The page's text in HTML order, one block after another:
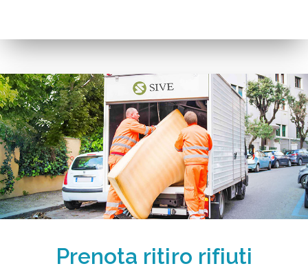
Prenota ritiro rifiuti